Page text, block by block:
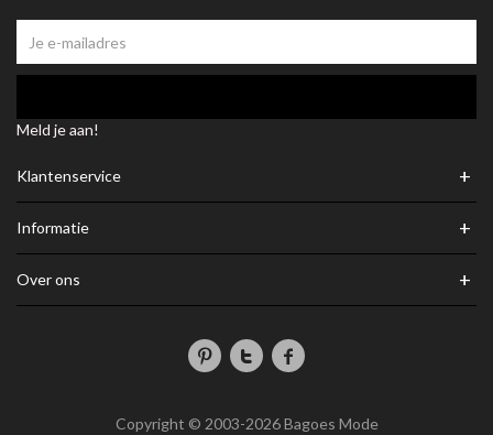
Meld je aan!
Klantenservice +
Informatie +
Over ons +
Copyright © 2003-2026 Bagoes Mode